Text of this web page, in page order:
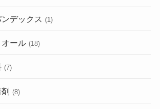
デックス (1)
ール (18)
(7)
(8)